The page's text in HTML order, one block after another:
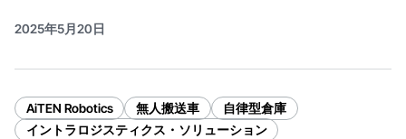
2025年5月20日
AiTEN Robotics 無人搬送車
自律型倉庫
イントラロジスティクス・ソリューション